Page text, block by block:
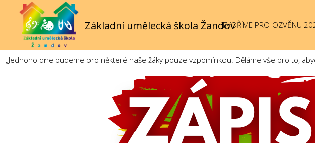
Základní umělecká škola ŽandovTVOŘÍME PRO OZVĚNU
„Jednoho dne budeme pro některé naše žáky pouze vzpomínkou. Děláme vše pro to,